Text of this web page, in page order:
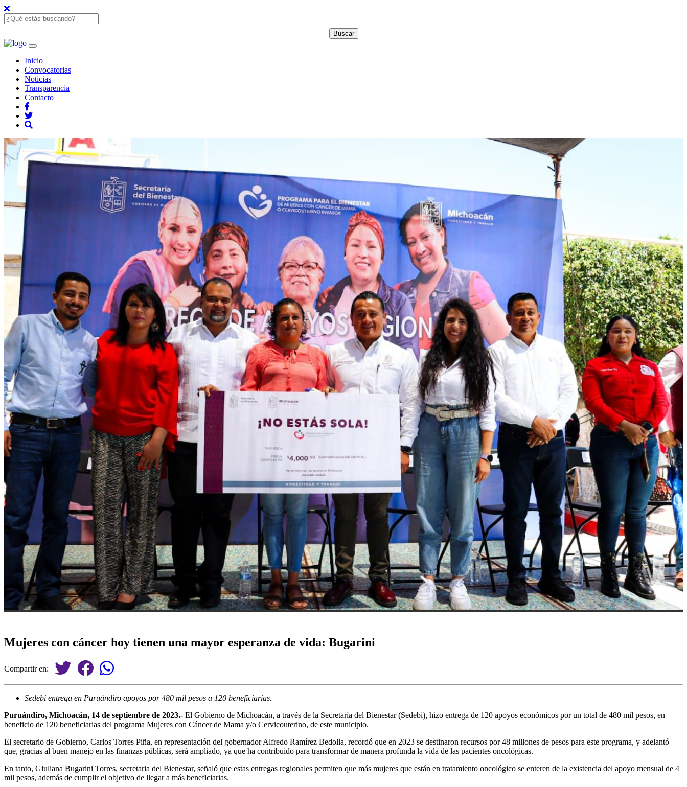
Inicio
Convocatorias
Noticias
Transparencia
Contacto
Mujeres con cáncer hoy tienen una mayor esperanza de vida: Bugarini
Compartir en:
Sedebi entrega en Puruándiro apoyos por 480 mil pesos a 120 beneficiarias.
Puruándiro, Michoacán, 14 de septiembre de 2023.- El Gobierno de Michoacán, a través de la Secretaría del Bienestar (Sedebi), hizo entrega de 120 apoyos económicos por un total de 480 mil pesos, en
beneficio de 120 beneficiarias del programa Mujeres con Cáncer de Mama y/o Cervicouterino, de este municipio.
El secretario de Gobierno, Carlos Torres Piña, en representación del gobernador Alfredo Ramírez Bedolla, recordó que en 2023 se destinaron recursos por 48 millones de pesos para este programa, y adelantó
que, gracias al buen manejo en las finanzas públicas, será ampliado, ya que ha contribuido para transformar de manera profunda la vida de las pacientes oncológicas.
En tanto, Giuliana Bugarini Torres, secretaria del Bienestar, señaló que estas entregas regionales permiten que más mujeres que están en tratamiento oncológico se enteren de la existencia del apoyo mensual de 4
mil pesos, además de cumplir el objetivo de llegar a más beneficiarias.